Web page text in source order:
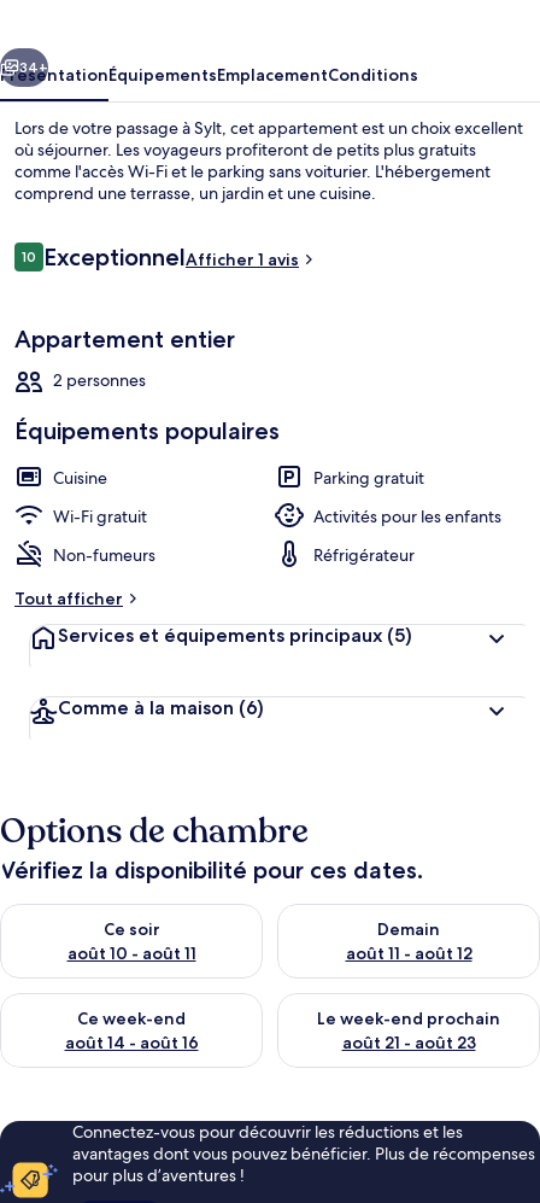
Suivant
34+
PrésentationÉquipementsEmplacementConditions
Lors de votre passage à Sylt, cet appartement est un choix excellent
où séjourner. Les voyageurs profiteront de petits plus gratuits
comme l'accès Wi-Fi et le parking sans voiturier. L'hébergement
comprend une terrasse, un jardin et une cuisine.
Avis
voyageurs
1010 sur 10
ExceptionnelAfficher 1 avis
Appartement entier
2 personnes
Équipements populaires
Cuisine
Parking gratuit
Wi-Fi gratuit
Activités pour les enfants
Non-fumeurs
Réfrigérateur
Tout afficher
Services et équipements principaux (5)
Comme à la maison (6)
Options de chambre
Vérifiez la disponibilité pour ces dates.
Ce soir
août 10 - août 11
Vérifier la disponibilité pour ce soir août 10 - août 11
Demain
août 11 - août 12
Vérifier la disponibilité pour
Ce week-end
août 14 - août 16
Vérifier la disponibilité pour ce week-end août 14 - août 16
Le week-end prochain
août 21 - août 23
Vérifier la disponibilité pour
Connectez-vous pour découvrir les réductions et les
avantages dont vous pouvez bénéficier. Plus de récompenses
pour plus d’aventures !